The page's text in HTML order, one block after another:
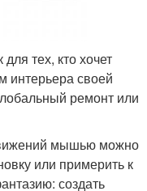
тех, кто хочет
интерьера своей
ремонт или
мышью можно
или примерить к
создать